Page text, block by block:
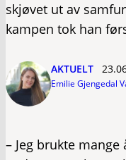
skjøvet ut av
kampen tok han
AKTUELT
Emilie Gjengedal
– Jeg brukte